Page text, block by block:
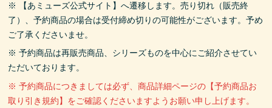
※ 【あミューズ公式サイト】へ遷移します。売り切れ（販売終
了）、予約商品の場合は受付締め切りの可能性がございます。予め
ご了承くださいませ。
※ 予約商品は再販売商品、シリーズものを中心にご紹介させてい
ただいております。
※ 予約商品につきましては必ず、商品詳細ページの【予約商品お
取り引き規約】をご確認くださいますようお願い申し上げます。